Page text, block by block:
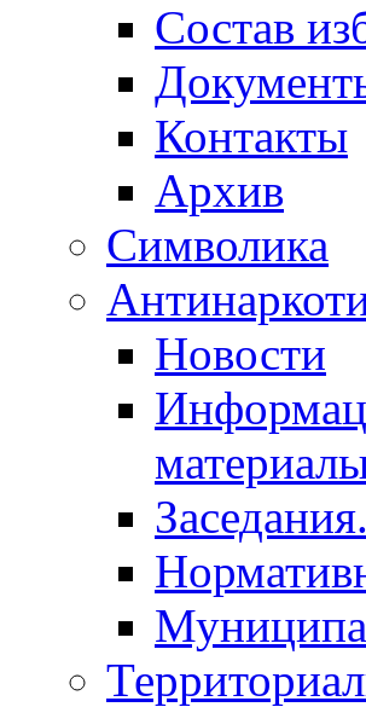
Состав
Контакты
Архив
Символика
Новости